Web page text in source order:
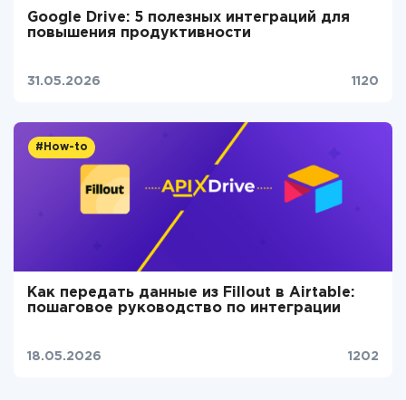
Google Drive: 5 полезных интеграций для
повышения продуктивности
31.05.2026 1120
#How-to
Как передать данные из Fillout в Airtable:
пошаговое руководство по интеграции
18.05.2026 1202